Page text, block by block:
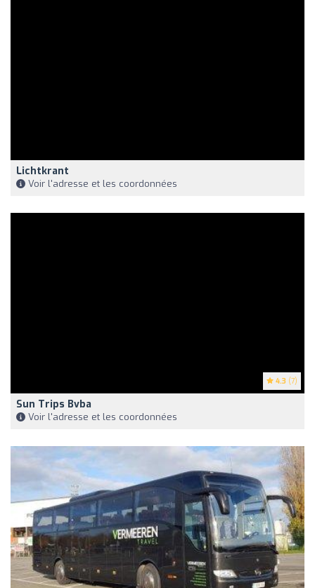
Lichtkrant
Voir l'adresse et les coordonnées
4.3 (7)
Sun Trips Bvba
Voir l'adresse et les coordonnées